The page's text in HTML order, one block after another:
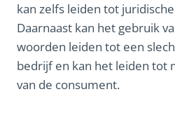
kan zelfs leiden tot
Daarnaast kan het gebruik
woorden leiden tot een
bedrijf en kan het leiden tot
van de consument.